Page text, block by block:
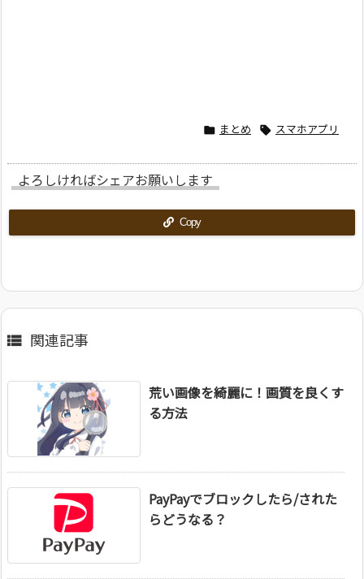
 まとめ  スマホアプリ
よろしければシェアお願いします
Copy
 関連記事
荒い画像を綺麗に！画質を良くす
る方法
PayPayでブロックしたら/された
らどうなる？